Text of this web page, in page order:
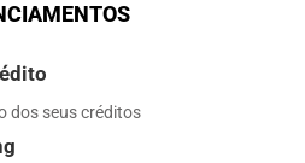
dos seus créditos